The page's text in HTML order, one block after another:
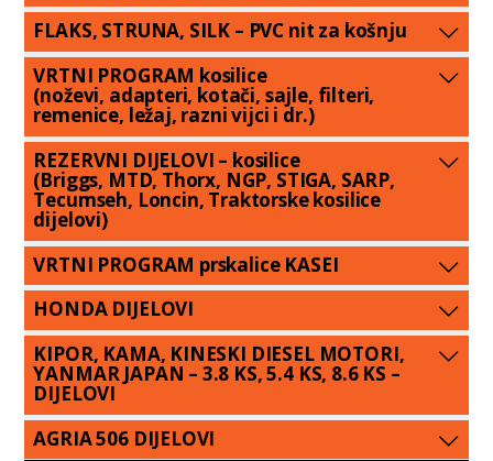
FLAKS, STRUNA, SILK – PVC nit za košnju
VRTNI PROGRAM kosilice
(noževi, adapteri, kotači, sajle, filteri,
remenice, ležaj, razni vijci i dr.)
REZERVNI DIJELOVI – kosilice
(Briggs, MTD, Thorx, NGP, STIGA, SARP,
Tecumseh, Loncin, Traktorske kosilice
dijelovi)
VRTNI PROGRAM prskalice KASEI
HONDA DIJELOVI
KIPOR, KAMA, KINESKI DIESEL MOTORI,
YANMAR JAPAN – 3.8 KS, 5.4 KS, 8.6 KS –
DIJELOVI
AGRIA 506 DIJELOVI